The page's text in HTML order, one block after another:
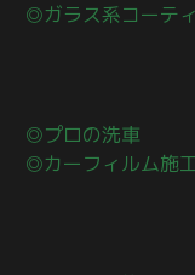
◎ガラス系コーテ
◎プロの洗車
◎カーフィルム施